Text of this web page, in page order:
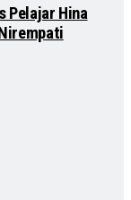
Pelajar Hina